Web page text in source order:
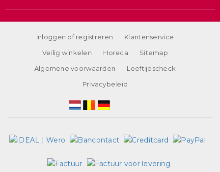
Inloggen of registreren
Klantenservice
Veilig winkelen
Horeca
Sitemap
Algemene voorwaarden
Leeftijdscheck
Privacybeleid